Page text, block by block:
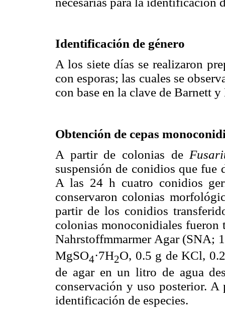
Identificación de género
A los siete días se realizaron
con esporas; las cuales se
con base en la clave de Barnett
Obtención de cepas
A partir de colonias de
suspensión de conidios que fue
A las 24 h cuatro conidios
conservaron colonias
partir de los conidios
colonias monoconidiales
Nahrstoffmmarmer Agar (SNA;
MgSO4·7H2O, 0.5 g de KCl,
de agar en un litro de agua
conservación y uso posterior.
identificación de especies.